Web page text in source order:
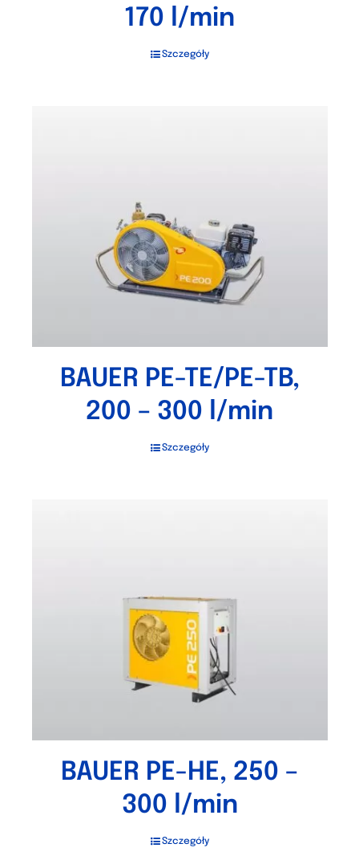
170 l/min
Szczegóły
BAUER PE-TE/PE-TB,
200 – 300 l/min
Szczegóły
BAUER PE-HE, 250 –
300 l/min
Szczegóły